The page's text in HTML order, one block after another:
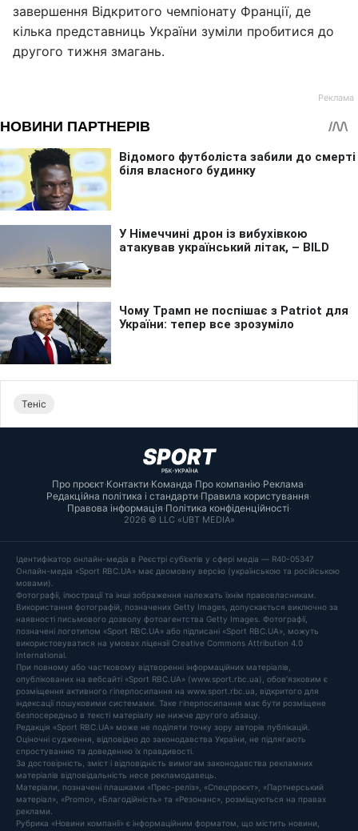
завершення Відкритого чемпіонату Франції, де
кілька представниць України зуміли пробитися до
другого тижня змагань.
Теніс
Про проєкт·Контакти·Команда·Про компанію·Реклама·
Редакційна політика і стандарти·Правила користування·
Правова інформація·Політика конфіденційності·
2026 © LLC «UBT MEDIA»
Ідентифікатор онлайн-медіа в Реєстрі суб’єктів у сфері медіа — R40-05347
Онлайн-медіа «Sport RBC.UA» має двомовну версію (українською та російською
мовами).
Фотографії, ілюстрації та інші зображення належать їхнім правовласникам.
Використання фотографій, позначених Getty Images, допускається виключно за
наявності письмового дозволу фотоагентства Getty Images. Фотографії,
позначені логотипом «Sport RBC.UA» або підписані «Sport RBC.UA», можуть
використовуватися на умовах ліцензії Creative Commons Attribution 4.0
International.
При повному або частковому відтворенні інформаційних матеріалів,
опублікованих на вебсайті «Sport RBC.UA» (www.sport.rbc.ua), обов'язковим є
розміщення активного гіперпосилання на www.sport.rbc.ua, відкритого для
індексації пошуковими системами. Таке гіперпосилання має бути розміщене
безпосередньо в тексті матеріалу не нижче другого абзацу.
Редакція «Sport RBC.UA» може не поділяти точку зору авторів публікацій.
Оціночні судження, відповідно до законодавства України, не підлягають
спростуванню та доведенню їх правдивості.
За достовірність, зміст і відповідність вимогам законодавства рекламних
матеріалів відповідальність несе рекламодавець.
Матеріали, позначені плашками «Прес-реліз», «Спецпроєкт», «Партнерський
матеріал», «Promo», «Благодійність» та «Резонанс», розміщуються на правах
реклами.
Рубрика «Новини компанії» є інформаційним форматом, що містить новини,